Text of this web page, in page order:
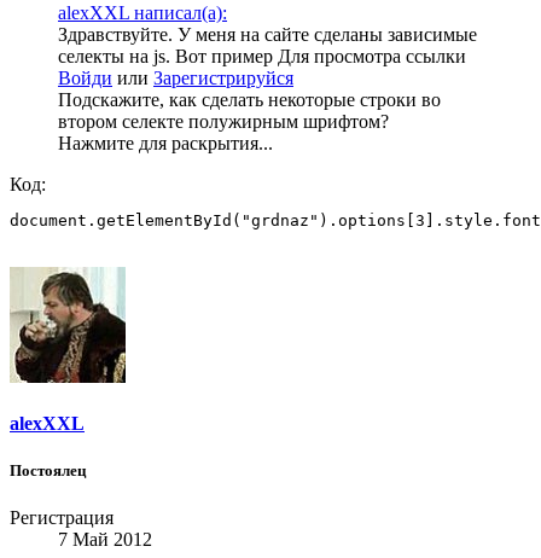
alexXXL написал(а):
Здравствуйте. У меня на сайте сделаны зависимые
селекты на js. Вот пример Для просмотра ссылки
Войди или Зарегистрируйся
Подскажите, как сделать некоторые строки во
втором селекте полужирным шрифтом?
Нажмите для раскрытия...
Код:
alexXXL
Постоялец
Регистрация
7 Май 2012